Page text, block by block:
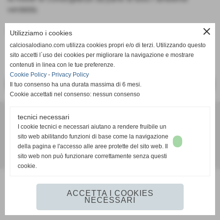
Fonte:Ufficio Stampa
<< PRECEDENTE
Calcio Salodiano
info@calciosalodiano.com
Realizzazione siti web www.sitoper.it
close
Utilizziamo i cookies
calciosalodiano.com utilizza cookies propri e/o di terzi. Utilizzando questo
sito accetti l´uso dei cookies per migliorare la navigazione e mostrare
contenuti in linea con le tue preferenze.
Cookie Policy - Privacy Policy
Il tuo consenso ha una durata massima di 6 mesi.
Cookie accettati nel consenso: nessun consenso
tecnici necessari
I cookie tecnici e necessari aiutano a rendere fruibile un
sito web abilitando funzioni di base come la navigazione
della pagina e l'accesso alle aree protette del sito web. Il
sito web non può funzionare correttamente senza questi
cookie.
ACCETTA I COOKIES
NECESSARI